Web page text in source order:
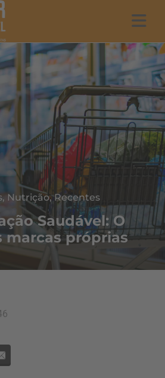
, Nutrição,Recentes
Saudável: O
marcas próprias